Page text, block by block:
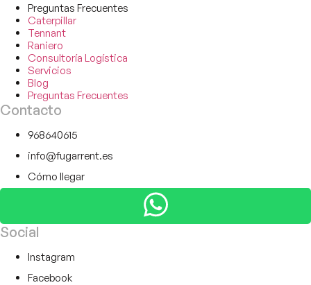
Preguntas Frecuentes
Caterpillar
Tennant
Raniero
Consultoría Logística
Servicios
Blog
Preguntas Frecuentes
Contacto
968640615
info@fugarrent.es
Cómo llegar
Social
Instagram
Facebook